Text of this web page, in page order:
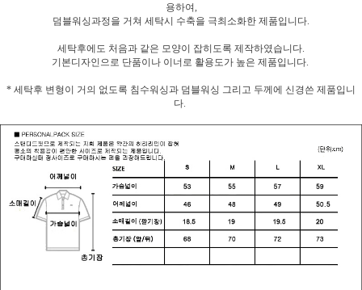
용하여,
덤블워싱과정을 거쳐 세탁시 수축을 극최소화한 제품입니다.
세탁후에도 처음과 같은 모양이 잡히도록 제작하였습니다.
기본디자인으로 단품이나 이너로 활용도가 높은 제품입니다.
* 세탁후 변형이 거의 없도록 침수워싱과 덤블워싱 그리고 두께에 신경쓴 제품입니
다.